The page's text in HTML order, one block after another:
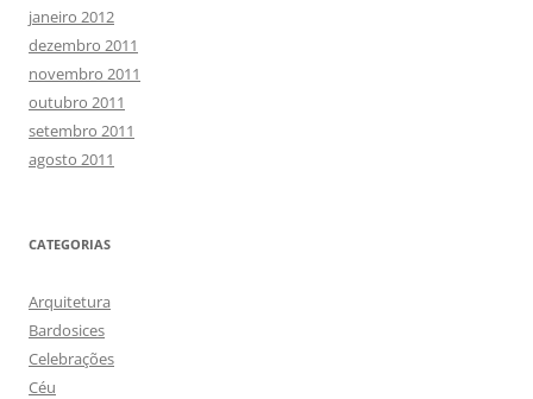
janeiro 2012
dezembro 2011
novembro 2011
outubro 2011
setembro 2011
agosto 2011
CATEGORIAS
Arquitetura
Bardosices
Celebrações
Céu